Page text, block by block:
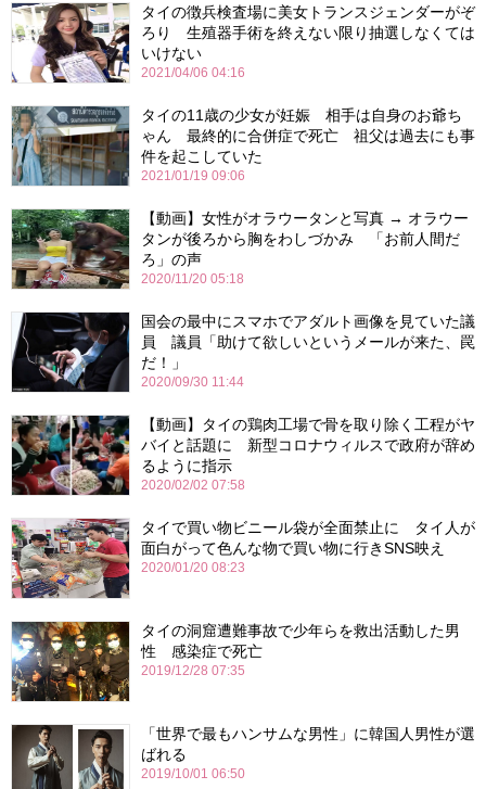
タイの徴兵検査場に美女トランスジェンダーがぞ
ろり 生殖器手術を終えない限り抽選しなくては
いけない
2021/04/06 04:16
タイの11歳の少女が妊娠 相手は自身のお爺ち
ゃん 最終的に合併症で死亡 祖父は過去にも事
件を起こしていた
2021/01/19 09:06
【動画】女性がオラウータンと写真 → オラウー
タンが後ろから胸をわしづかみ 「お前人間だ
ろ」の声
2020/11/20 05:18
国会の最中にスマホでアダルト画像を見ていた議
員 議員「助けて欲しいというメールが来た、罠
だ！」
2020/09/30 11:44
【動画】タイの鶏肉工場で骨を取り除く工程がヤ
バイと話題に 新型コロナウィルスで政府が辞め
るように指示
2020/02/02 07:58
タイで買い物ビニール袋が全面禁止に タイ人が
面白がって色んな物で買い物に行きSNS映え
2020/01/20 08:23
タイの洞窟遭難事故で少年らを救出活動した男
性 感染症で死亡
2019/12/28 07:35
「世界で最もハンサムな男性」に韓国人男性が選
ばれる
2019/10/01 06:50